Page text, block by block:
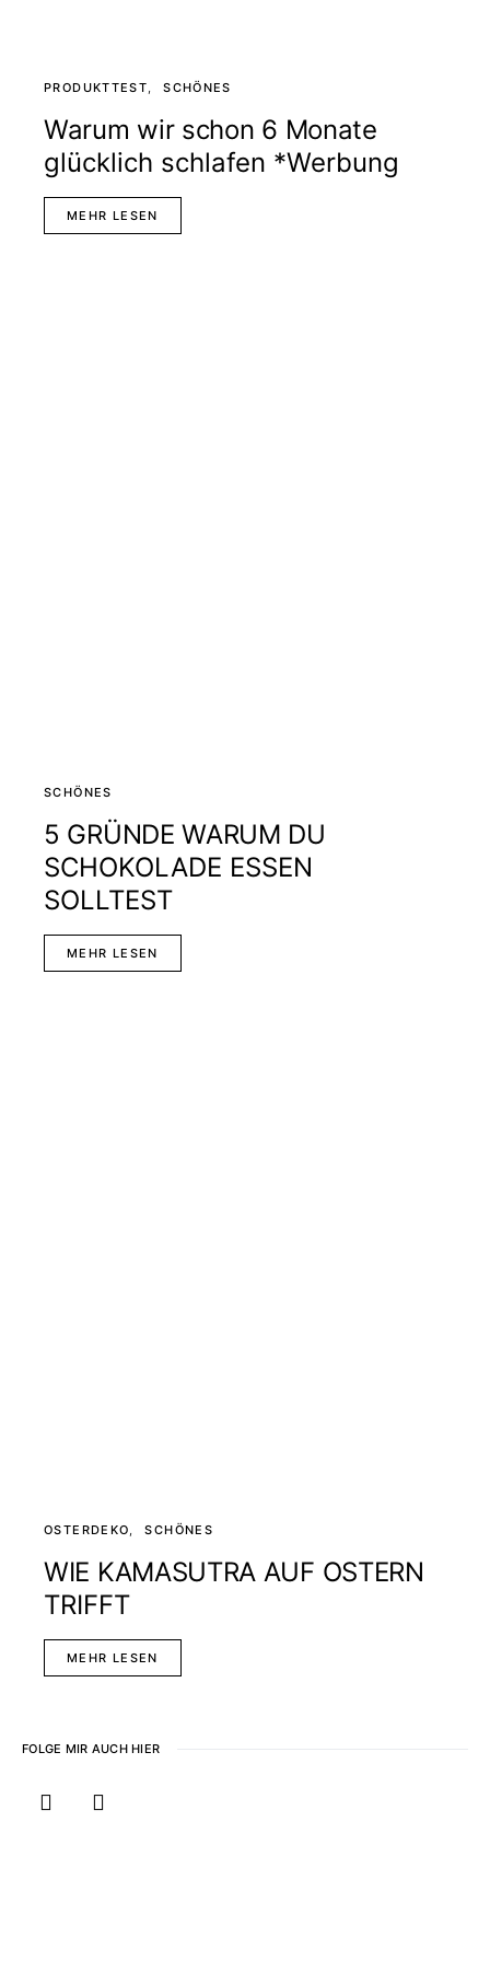
PRODUKTTEST SCHÖNES
Warum wir schon 6 Monate
glücklich schlafen *Werbung
MEHR LESEN
SCHÖNES
5 GRÜNDE WARUM DU
SCHOKOLADE ESSEN
SOLLTEST
MEHR LESEN
OSTERDEKO SCHÖNES
WIE KAMASUTRA AUF OSTERN
TRIFFT
MEHR LESEN
FOLGE MIR AUCH HIER